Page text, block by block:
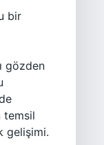
bir
gözden
temsil
gelişimi.